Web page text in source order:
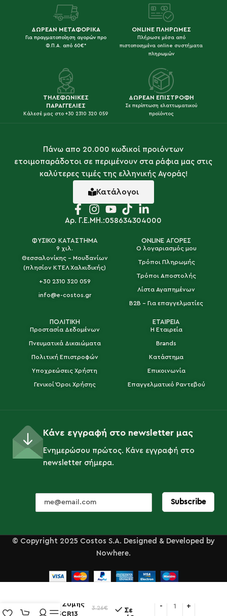
ΔΩΡΕΑΝ ΜΕΤΑΦΟΡΙΚΑ
Για πραγματοποίηση αγορών προ
Φ.Π.Α. από 60€*
ONLINE ΠΛΗΡΩΜΕΣ
Πλήρωσε μέσα από
πιστοποιημένα online συστήματα
πληρωμών
ΤΗΛΕΦΩΝΙΚΕΣ
ΠΑΡΑΓΓΕΛΙΕΣ
Κάλεσέ μας στο +30 2310 320 059
ΔΩΡΕΑΝ ΕΠΙΣΤΡΟΦΗ
Σε περίπτωση ελαττωματικού
προϊόντος
Πάνω απο 20.000 κωδικοί προιόντων
ετοιμοπαράδοτοι σε περιμένουν στα ράφια μας στις
καλύτερες τιμές της ελληνικής Αγοράς!
Κατάλογοι
Αρ. Γ.Ε.ΜΗ.:058634304000
ΦΥΣΙΚΟ ΚΑΤΑΣΤΗΜΑ
9 χιλ.
Θεσσαλονίκης - Μουδανίων
(πλησίον ΚΤΕΛ Χαλκιδικής)
+30 2310 320 059
info@e-costos.gr
ONLINE ΑΓΟΡΕΣ
Ο λογαριασμός μου
Τρόποι Πληρωμής
Τρόποι Αποστολής
Λίστα Αγαπημένων
B2B - Για επαγγελματίες
ΠΟΛΙΤΙΚΗ
Προστασία Δεδομένων
Πνευματικά Δικαιώματα
Πολιτική Επιστροφών
Υποχρεώσεις Χρήστη
Γενικοί Όροι Χρήσης
ΕΤΑΙΡΕΙΑ
Η Εταιρεία
Brands
Κατάστημα
Επικοινωνία
Επαγγελματικό Ραντεβού
Κάνε εγγραφή στο newsletter μας
Ενημερώσου πρώτος. Κάνε εγγραφή στο
newsletter σήμερα.
© Copyright 2025 Costos S.A. Designed & Developed by
Nowhere.
Κόπτης Ζύμης
16×9εκ 3CR13
3.26€
Σε